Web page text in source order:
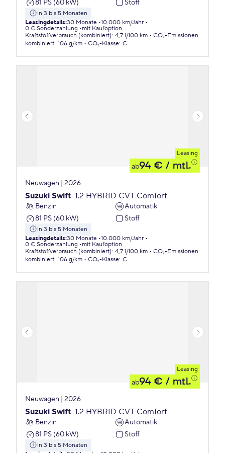
81 PS (60 kW)
Stoff
in 3 bis 5 Monaten
Leasingdetails:30 Monate 10.000 km/Jahr
0 € Sonderzahlung
mit Kaufoption
Kraftstoffverbrauch (kombiniert): 4,7 l/100 km
CO₂-Emissionen
kombiniert: 106 g/km CO₂-Klasse: C
Leasing
ab94 € / mtl.
Neuwagen | 2026
Suzuki Swift 1.2 HYBRID CVT Comfort
Benzin
Automatik
81 PS (60 kW)
Stoff
in 3 bis 5 Monaten
Leasingdetails:30 Monate 10.000 km/Jahr
0 € Sonderzahlung
mit Kaufoption
Kraftstoffverbrauch (kombiniert): 4,7 l/100 km
CO₂-Emissionen
kombiniert: 106 g/km CO₂-Klasse: C
Leasing
ab94 € / mtl.
Neuwagen | 2026
Suzuki Swift 1.2 HYBRID CVT Comfort
Benzin
Automatik
81 PS (60 kW)
Stoff
in 3 bis 5 Monaten